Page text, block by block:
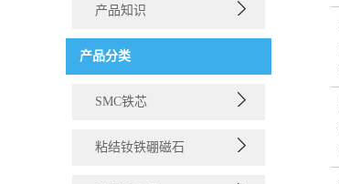
产品知识
产品分类
SMC铁芯
粘结钕铁硼磁石